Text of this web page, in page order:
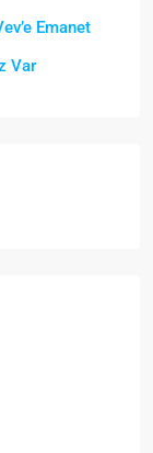
Emanet
Var